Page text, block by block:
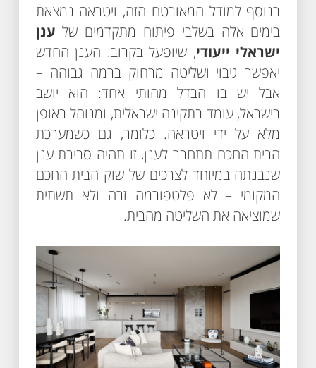
בנוסף למודל המאובטח הזה, ויטראה נמצאת
בימים אלה בשלבי פיתוח מתקדמים של ענן
ישראלי ייעודי, שיופעל בקרוב. הענן החדש
יאפשר גיבוי ושליטה מרחוק ברמה גבוהה –
אבל יש בו הבדל מהותי אחד: הוא יושב
בישראל, עומד בתקינה ישראלית, ומנוהל באופן
מלא על ידי ויטראה. כלומר, גם כשמערכת
הבית החכם תתחבר לענן, זו תהיה סביבת ענן
שנבנתה במיוחד לצרכים של שוק הבית החכם
המקומי – לא פלטפורמה זרה ולא תשתית
שמוציאה את השליטה מהבית.